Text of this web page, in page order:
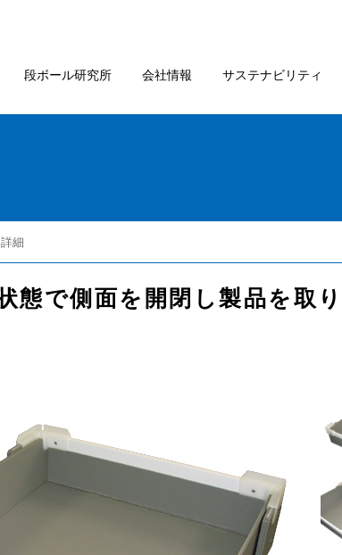
段ボール研究所 会社情報 サステナビリティ
細
態で側面を開閉し製品を取